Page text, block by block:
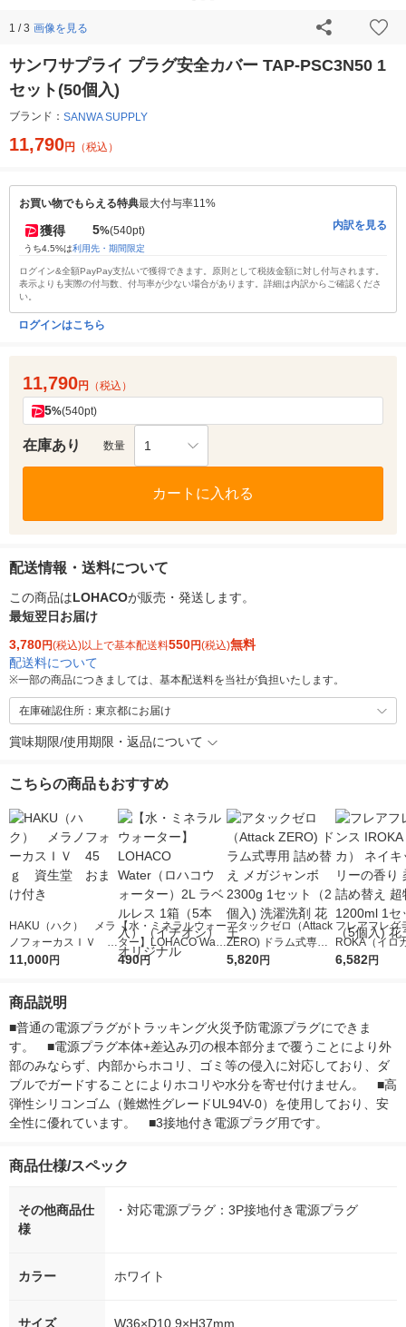
1 / 3 画像を見る
サンワサプライ プラグ安全カバー TAP-PSC3N50 1
セット(50個入)
ブランド： SANWA SUPPLY
11,790円 （税込）
お買い物でもらえる特典最大付与率11%
獲得 5%(540pt)
うち4.5%は利用先・期間限定
内訳を見る
ログイン&全額PayPay支払いで獲得できます。原則として税抜金額に対し付与されます。
表示よりも実際の付与数、付与率が少ない場合があります。詳細は内訳からご確認くださ
い。
ログインはこちら
11,790円 （税込）
5%(540pt)
在庫あり 数量 1
カートに入れる
配送情報・送料について
この商品はLOHACOが販売・発送します。
最短翌日お届け
3,780円(税込)以上で基本配送料550円(税込)無料
配送料について
※一部の商品につきましては、基本配送料を当社が負担いたします。
在庫確認住所：東京都にお届け
賞味期限/使用期限・返品について
こちらの商品もおすすめ
HAKU（ハク） メラ
ノフォーカスＩＶ 4
5ｇ 資生堂 おまけ
11,000円
【水・ミネラルウォー
ター】LOHACO Wate
r（ロハコウォータ
490円
アタックゼロ（Attack
ZERO) ドラム式専用
詰め替え メガジャン
5,820円
フレアフレグ
ROKA（イロ
イキッドリリ
6,582円
商品説明
■普通の電源プラグがトラッキング火災予防電源プラグにできま
す。　■電源プラグ本体+差込み刃の根本部分まで覆うことにより外
部のみならず、内部からホコリ、ゴミ等の侵入に対応しており、ダ
ブルでガードすることによりホコリや水分を寄せ付けません。　■高
弾性シリコンゴム（難燃性グレードUL94V-0）を使用しており、安
全性に優れています。　■3接地付き電源プラグ用です。
商品仕様/スペック
その他商品仕
様
・対応電源プラグ：3P接地付き電源プラグ
カラー ホワイト
サイズ W36×D10.9×H37mm